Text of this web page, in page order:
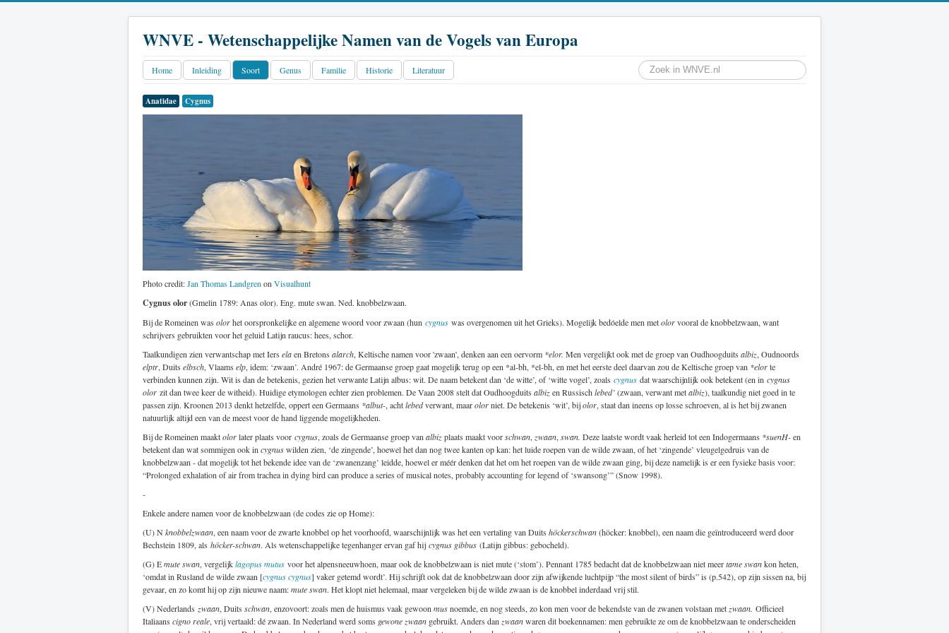
WNVE - Wetenschappelijke Namen van de Vogels van Europa
Home Inleiding Soort Genus Familie Historie Literatuur
Anatidae Cygnus
Photo credit:Jan Thomas Landgren on Visualhunt
Cygnus olor(Gmelin 1789: Anas olor). Eng. mute swan. Ned. knobbelzwaan.
Bij de Romeinen was olorhet oorspronkelijke en algemene woord voor zwaan (hun cygnus was overgenomen uit het Grieks). Mogelijk bedóelde men metolorvooral de knobbelzwaan, want
schrijvers gebruikten voor het geluid Latijn raucus: hees, schor.
Taalkundigen zien verwantschap met Iers elaen Bretons alarch, Keltische namen voor 'zwaan', denken aan een oervorm *elor. Men vergelijkt ook met de groep van Oudhoogduits albiz, Oudnoords
elptr, Duits elbsch, Vlaams elp, idem: ‘zwaan’. André 1967: de Germaanse groep gaat mogelijk terug op een *al-bh, *el-bh, en met het eerste deel daarvan zou de Keltische groep van *elorte
verbinden kunnen zijn. Wit is dan de betekenis, gezien het verwante Latijn albus: wit. De naam betekent dan ‘de witte’, of ‘witte vogel’, zoals cygnus dat waarschijnlijk ook betekent (en in cygnus
olor zit dan twee keer de witheid). Huidige etymologen echter zien problemen. De Vaan 2008 stelt dat Oudhoogduits albizen Russisch lebed’(zwaan, verwant metalbiz), taalkundig niet goed in te
passen zijn. Kroonen 2013 denkt hetzelfde, oppert een Germaans *albut-, achtlebedverwant, maarolorniet. De betekenis ‘wit’, bijolor, staat dan ineens op losse schroeven, al is het bij zwanen
natuurlijk altijd een van de meest voor de hand liggende mogelijkheden.
Bij de Romeinen maaktolorlater plaats voor cygnus, zoals de Germaanse groep van albizplaats maakt voorschwan, zwaan, swan. Deze laatste wordt vaak herleid tot een Indogermaans *suenH-en
betekent dan wat sommigen ook in cygnuswilden zien, ‘de zingende’, hoewel het dan nog twee kanten op kan: het luide roepen van de wilde zwaan, of het ‘zingende’ vleugelgedruis van de
knobbelzwaan - dat mogelijk tot het bekende idee van de ‘zwanenzang’ leidde, hoewel er méér denken dat het om het roepen van de wilde zwaan ging, bij deze namelijk is er een fysieke basis voor:
“Prolonged exhalation of air from trachea in dying bird can produce a series of musical notes, probably accounting for legend of ‘swansong’” (Snow 1998).
-
Enkele andere namen voor de knobbelzwaan (de codes zie op Home):
(U) Nknobbelzwaan, een naam voor de zwarte knobbel op het voorhoofd, waarschijnlijk was het een vertaling van Duits höckerschwan(höcker: knobbel), een naam die geïntroduceerd werd door
Bechstein 1809, als höcker-schwan. Als wetenschappelijke tegenhanger ervan gaf hij cygnus gibbus (Latijn gibbus: gebocheld).
(G) Emute swan, vergelijklagopus mutus voor het alpensneeuwhoen, maar ook de knobbelzwaan is niet mute (‘stom’). Pennant 1785 bedacht dat de knobbelzwaan niet meertame swankon heten,
‘omdat in Rusland de wilde zwaan [cygnus cygnus] vaker getemd wordt’. Hij schrijft ook dat de knobbelzwaan door zijn afwijkende luchtpijp “the most silent of birds” is (p.542), op zijn sissen na, bij
gevaar, en zo komt hij op zijn nieuwe naam:mute swan. Het klopt niet helemaal, maar vergeleken bij de wilde zwaan is de knobbel inderdaad vrij stil.
(V) Nederlands zwaan, Duits schwan, enzovoort: zoals men de huismus vaak gewoon musnoemde, en nog steeds, zo kon men voor de bekendste van de zwanen volstaan met zwaan. Officieel
Italiaans cigno reale, vrij vertaald: dé zwaan. In Nederland werd soms gewone zwaan gebruikt. Anders dan zwaanwaren dit boekennamen: men gebruikte ze om de knobbelzwaan te onderscheiden